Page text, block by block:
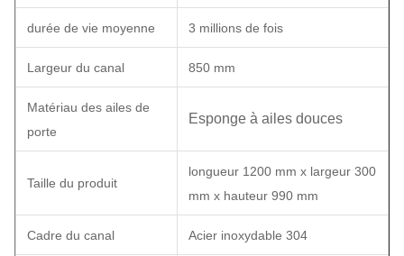
durée de vie moyenne 3 millions de fois
Largeur du canal 850 mm
Matériau des ailes de
porte
Esponge à ailes douces
Taille du produit
longueur 1200 mm x largeur 300
mm x hauteur 990 mm
Cadre du canal Acier inoxydable 304